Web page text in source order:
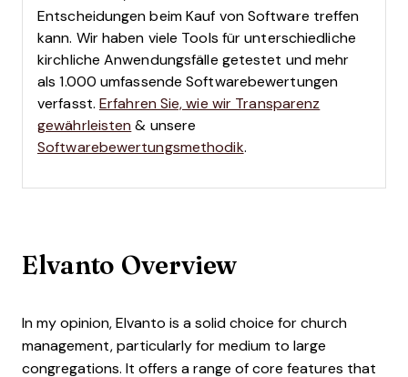
Entscheidungen beim Kauf von Software treffen
kann. Wir haben viele Tools für unterschiedliche
kirchliche Anwendungsfälle getestet und mehr
als 1.000 umfassende Softwarebewertungen
verfasst. Erfahren Sie, wie wir Transparenz
gewährleisten & unsere
Softwarebewertungsmethodik.
Elvanto Overview
In my opinion, Elvanto is a solid choice for church
management, particularly for medium to large
congregations. It offers a range of core features that